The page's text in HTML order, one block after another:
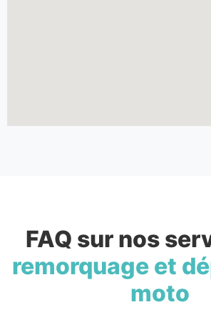
FAQ sur nos
remorquage et
moto